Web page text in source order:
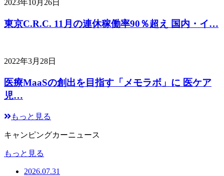
2023年10月26日
東京C.R.C. 11月の連休稼働率90％超え 国内・イ…
2022年3月28日
医療MaaSの創出を目指す「メモラボ」に 医ケア
児…
もっと見る
キャンピングカーニュース
もっと見る
2026.07.31